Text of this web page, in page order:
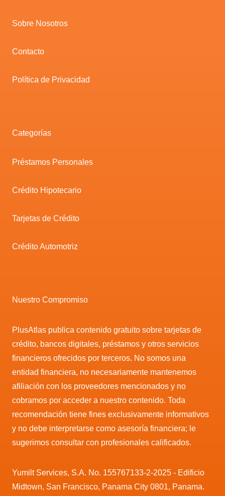
Sobre Nosotros
Contacto
Política de Privacidad
Categorías
Préstamos Personales
Crédito Hipotecario
Tarjetas de Crédito
Crédito Automotriz
Nuestro Compromiso
PlusAtlas publica contenido gratuito sobre tarjetas de
crédito, bancos digitales, préstamos y otros servicios
financieros ofrecidos por terceros. No somos una
entidad financiera, no necesariamente mantenemos
afiliación con los proveedores mencionados y no
cobramos por acceder a nuestro contenido. Toda
recomendación tiene fines exclusivamente informativos
y no debe interpretarse como asesoría financiera; le
sugerimos consultar con profesionales calificados.
Yumilt Services, S.A. No. 155767133-2-2025 - Edificio
Midtown, San Francisco, Panama City 0801, Panama.